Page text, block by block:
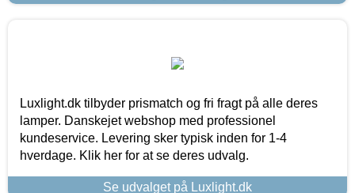
Luxlight.dk tilbyder prismatch og fri fragt på alle deres
lamper. Danskejet webshop med professionel
kundeservice. Levering sker typisk inden for 1-4
hverdage. Klik her for at se deres udvalg.
Se udvalget på Luxlight.dk